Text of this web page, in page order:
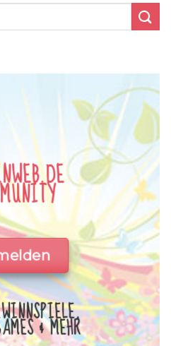
& MEHR